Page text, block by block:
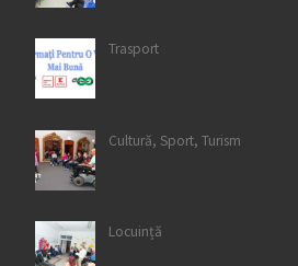
Trasport
Cultură, Sport, Turism
Locuință